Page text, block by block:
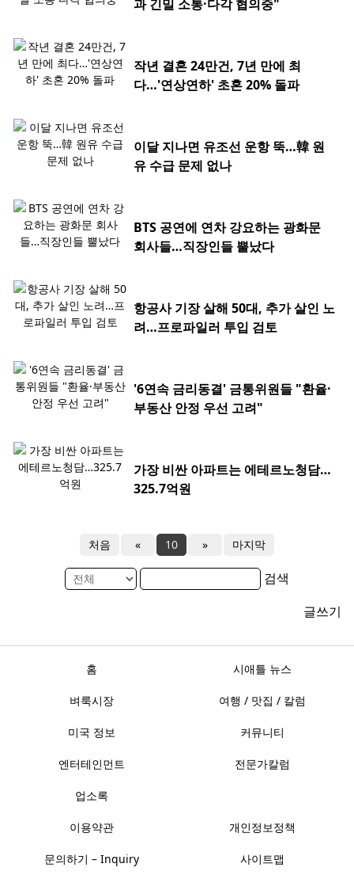
과 긴밀 소통·다각 협의중"
작년 결혼 24만건, 7년 만에 최
다…'연상연하' 초혼 20% 돌파
이달 지나면 유조선 운항 뚝…韓 원
유 수급 문제 없나
BTS 공연에 연차 강요하는 광화문
회사들…직장인들 뿔났다
항공사 기장 살해 50대, 추가 살인 노
려…프로파일러 투입 검토
'6연속 금리동결' 금통위원들 "환율·
부동산 안정 우선 고려"
가장 비싼 아파트는 에테르노청담…
325.7억원
처음 « 10 » 마지막
검색
글쓰기
홈 시애틀 뉴스
벼룩시장 여행 / 맛집 / 칼럼
미국 정보 커뮤니티
엔터테인먼트 전문가칼럼
업소록
이용약관 개인정보정책
문의하기 – Inquiry 사이트맵